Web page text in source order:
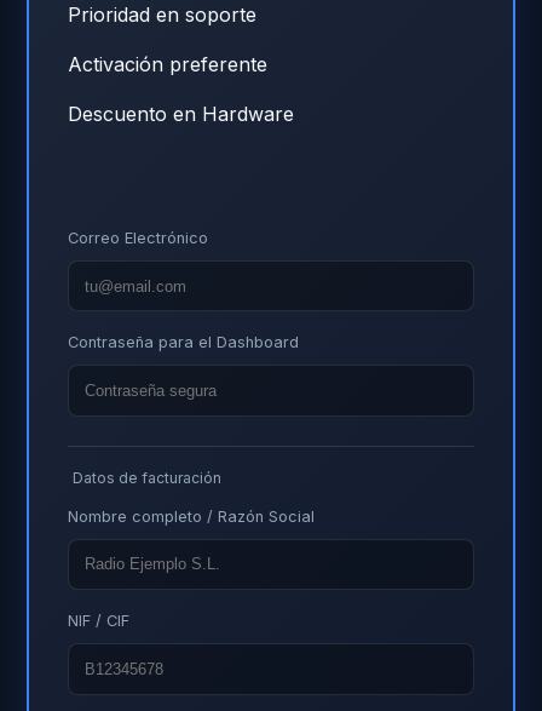
Prioridad en soporte
Activación preferente
Descuento en Hardware
Correo Electrónico
Contraseña para el Dashboard
Datos de facturación
Nombre completo / Razón Social
NIF / CIF